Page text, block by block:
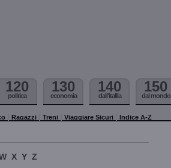
120
politica
130
economia
140
dall'itallia
150
dal mondo
Ragazzi Treni Viaggiare Sicuri Indice A-Z
X Y Z